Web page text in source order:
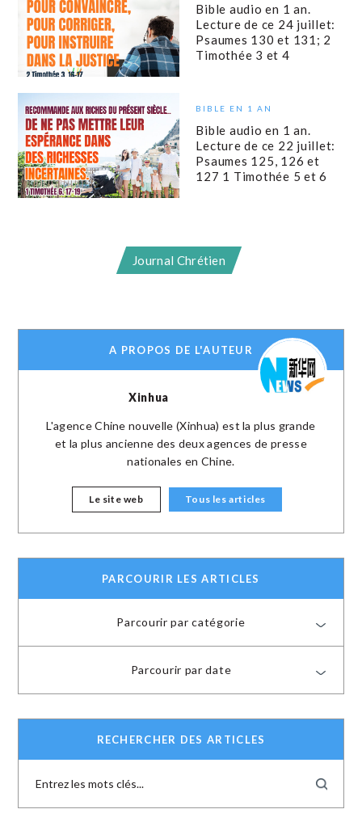
Bible audio en 1 an.
Lecture de ce 24 juillet:
Psaumes 130 et 131; 2
Timothée 3 et 4
BIBLE EN 1 AN
Bible audio en 1 an.
Lecture de ce 22 juillet:
Psaumes 125, 126 et
127 1 Timothée 5 et 6
Journal Chrétien
A PROPOS DE L'AUTEUR
Xinhua
L'agence Chine nouvelle (Xinhua) est la plus grande
et la plus ancienne des deux agences de presse
nationales en Chine.
Le site web Tous les articles
PARCOURIR LES ARTICLES
Parcourir par catégorie
Parcourir par date
RECHERCHER DES ARTICLES